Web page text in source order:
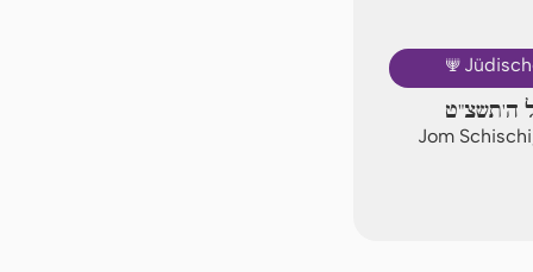
🕎
ה'תשצ"ט
Jom